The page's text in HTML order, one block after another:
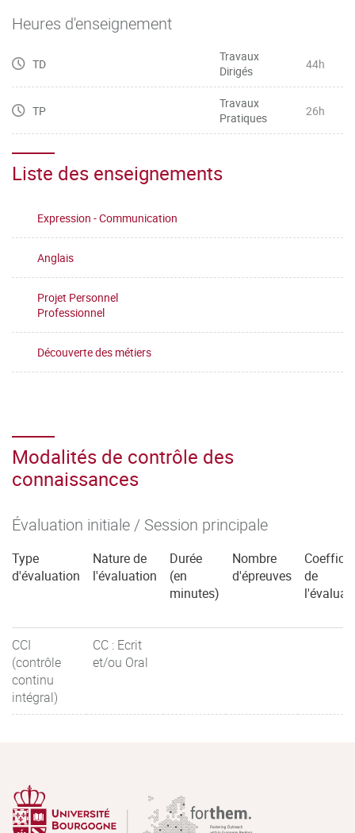
Heures d'enseignement
TD
Travaux
Dirigés
44h
TP
Travaux
Pratiques
26h
Liste des enseignements
Expression - Communication
Anglais
Projet Personnel
Professionnel
Découverte des métiers
Modalités de contrôle des
connaissances
Évaluation initiale / Session principale
Type
d'évaluation
Nature de
l'évaluation
Durée
(en
minutes)
Nombre
d'épreuves
de
CCI
(contrôle
continu
intégral)
CC : Ecrit
et/ou Oral